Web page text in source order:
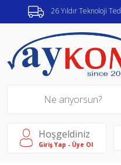
26 Yıldır Teknoloji
Hoşgeldiniz
Giriş Yap - Üye Ol